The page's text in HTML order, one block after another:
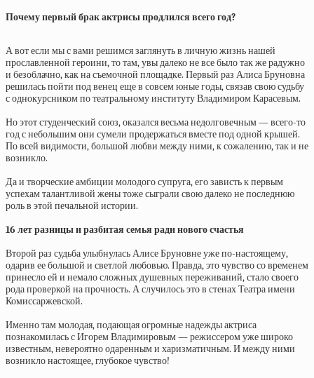
Почему первый брак актрисы продлился всего год?
А вот если мы с вами решимся заглянуть в личную жизнь нашей
прославленной героини, то там, увы далеко не все было так же радужно
и безоблачно, как на съемочной площадке. Первый раз Алиса Бруновна
решилась пойти под венец еще в совсем юные годы, связав свою судьбу
с однокурсником по театральному институту Владимиром Карасевым.
Но этот студенческий союз, оказался весьма недолговечным — всего-то
год с небольшим они сумели продержаться вместе под одной крышей.
По всей видимости, большой любви между ними, к сожалению, так и не
возникло.
Да и творческие амбиции молодого супруга, его зависть к первым
успехам талантливой жены тоже сыграли свою далеко не последнюю
роль в этой печальной истории.
16 лет разницы и разбитая семья ради нового счастья
Второй раз судьба улыбнулась Алисе Бруновне уже по-настоящему,
одарив ее большой и светлой любовью. Правда, это чувство со временем
принесло ей и немало сложных душевных переживаний, стало своего
рода проверкой на прочность. А случилось это в стенах Театра имени
Комиссаржевской.
Именно там молодая, подающая огромные надежды актриса
познакомилась с Игорем Владимировым — режиссером уже широко
известным, невероятно одаренным и харизматичным. И между ними
возникло настоящее, глубокое чувство!